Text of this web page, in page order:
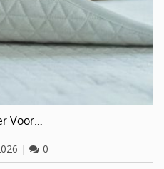
Voor…
| 0